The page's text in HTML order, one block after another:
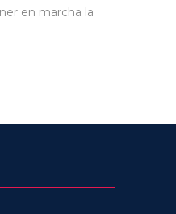
en marcha la